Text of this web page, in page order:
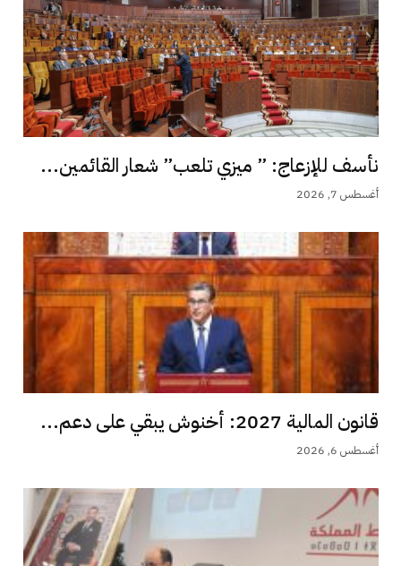
نأسف للإزعاج: ” ميزي تلعب” شعار القائمين...
أغسطس 7, 2026
قانون المالية 2027: أخنوش يبقي على دعم...
أغسطس 6, 2026